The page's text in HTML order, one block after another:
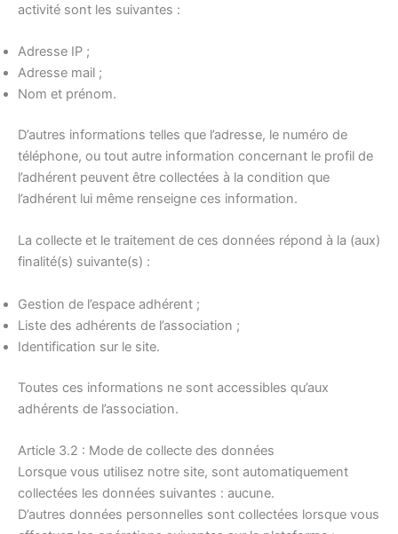
activité sont les suivantes :
Adresse IP ;
Adresse mail ;
Nom et prénom.
D’autres informations telles que l’adresse, le numéro de
téléphone, ou tout autre information concernant le profil de
l’adhérent peuvent être collectées à la condition que
l’adhérent lui même renseigne ces information.
La collecte et le traitement de ces données répond à la (aux)
finalité(s) suivante(s) :
Gestion de l’espace adhérent ;
Liste des adhérents de l’association ;
Identification sur le site.
Toutes ces informations ne sont accessibles qu’aux
adhérents de l’association.
Article 3.2 : Mode de collecte des données
Lorsque vous utilisez notre site, sont automatiquement
collectées les données suivantes : aucune.
D’autres données personnelles sont collectées lorsque vous